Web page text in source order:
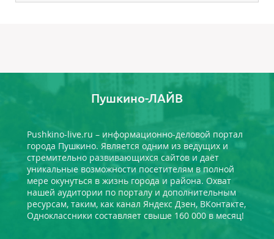
Пушкино-ЛАЙВ
Pushkino-live.ru – информационно-деловой портал
города Пушкино. Является одним из ведущих и
стремительно развивающихся сайтов и даёт
уникальные возможности посетителям в полной
мере окунуться в жизнь города и района. Охват
нашей аудитории по порталу и дополнительным
ресурсам, таким, как канал Яндекс Дзен, ВКонтакте,
Одноклассники составляет свыше 160 000 в месяц!